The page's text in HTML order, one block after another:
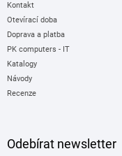
Kontakt
Otevírací doba
Doprava a platba
PK computers - IT
Katalogy
Návody
Recenze
Odebírat newsletter